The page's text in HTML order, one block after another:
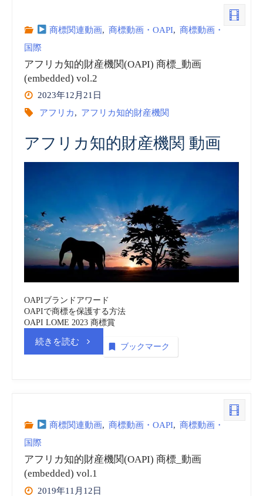
カ
的
(OAPI)
標
動
画
商標関連動画, 商標動画・OAPI, 商標動画・
国際
アフリカ知的財産機関(OAPI) 商標_動画
(embedded) vol.2
2023年12月21日
アフリカ, アフリカ知的財産機関
アフリカ知的財産機関 動画
OAPIブランドアワード
OAPIで商標を保護する方法
OAPI LOME 2023 商標賞
続きを読む“ア
カ
的
ブックマーク
商標関連動画, 商標動画・OAPI, 商標動画・
国際
アフリカ知的財産機関(OAPI) 商標_動画
(embedded) vol.1
2019年11月12日